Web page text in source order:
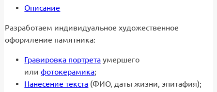
Описание
Разработаем индивидуальное художественное
оформление памятника:
Гравировка портрета умершего
илифотокерамика;
Нанесение текста (ФИО, даты жизни, эпитафия);